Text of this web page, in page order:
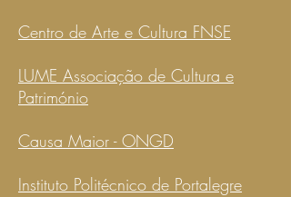
Centro de Arte e Cultura FNSE
LUME Associação de Cultura e
Património
Causa Maior - ONGD
Instituto Politécnico de Portalegre